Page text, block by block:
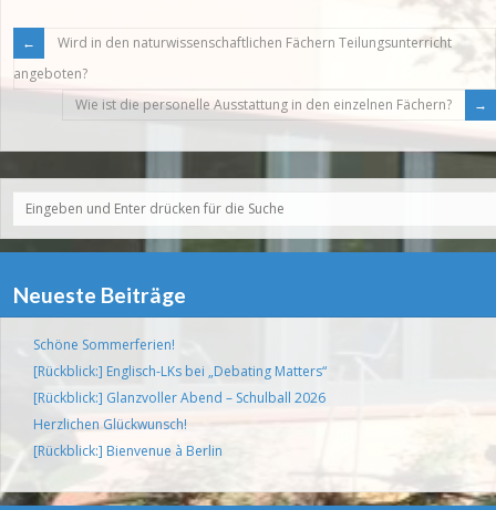
Wird in den naturwissenschaftlichen Fächern Teilungsunterricht
angeboten?
Wie ist die personelle Ausstattung in den einzelnen Fächern?
Neueste Beiträge
Schöne Sommerferien!
[Rückblick:] Englisch-LKs bei „Debating Matters“
[Rückblick:] Glanzvoller Abend – Schulball 2026
Herzlichen Glückwunsch!
[Rückblick:] Bienvenue à Berlin